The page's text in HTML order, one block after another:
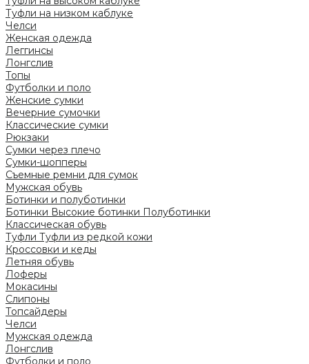
Туфли на низком каблуке
Челси
Женская одежда
Леггинсы
Лонгслив
Топы
Футболки и поло
Женские сумки
Вечерние сумочки
Классические сумки
Рюкзаки
Сумки через плечо
Сумки-шопперы
Съемные ремни для сумок
Мужская обувь
Ботинки и полуботинки
Ботинки Высокие ботинки Полуботинки
Классическая обувь
Туфли Туфли из редкой кожи
Кроссовки и кеды
Летняя обувь
Лоферы
Мокасины
Слипоны
Топсайдеры
Челси
Мужская одежда
Лонгслив
Футболки и поло